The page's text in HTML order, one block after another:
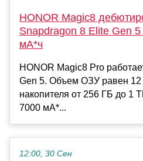
HONOR Magic8
Snapdragon 8 Elite Gen
мА*ч
HONOR Magic8 Pro
Gen 5. Объем ОЗУ равен 12
накопителя от 256 ГБ до 1
7000 мА*...
12:00, 30 Сен